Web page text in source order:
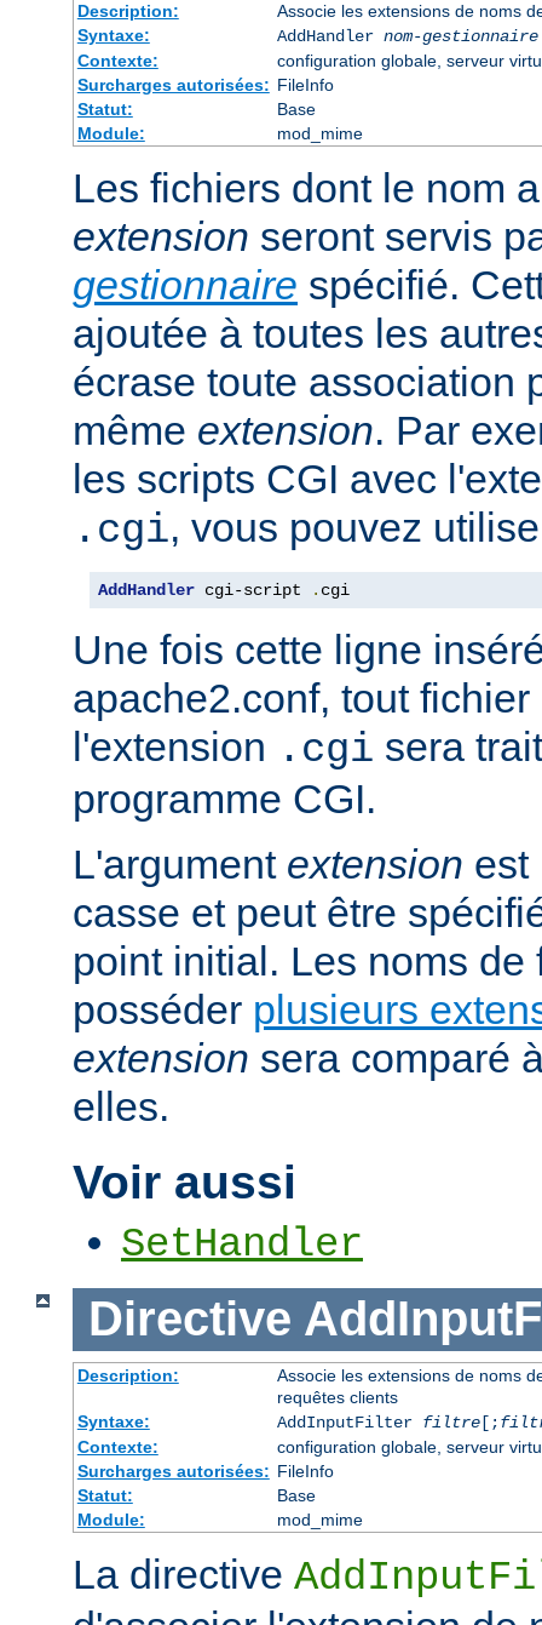
Description:
Associe les extensions de noms
Syntaxe:
AddHandler nom-gestionnaire
Contexte:
configuration globale, serveur
Surcharges autorisées: FileInfo
Statut:
Base
Module:
mod_mime
Les fichiers dont le nom
extension seront servis
gestionnaire spécifié.
ajoutée à toutes les
écrase toute association
même extension. Par
les scripts CGI avec
.cgi, vous pouvez
AddHandler cgi-script . cgi
Une fois cette ligne
apache2.conf, tout
l'extension .cgi sera
programme CGI.
L'argument extension est
casse et peut être
point initial. Les noms de
posséder plusieurs
extension sera comparé
elles.
Voir aussi
SetHandler
Directive
Description:
Associe les extensions de noms
requêtes clients
Syntaxe:
AddInputFilter filtre[;
Contexte:
configuration globale, serveur
Surcharges autorisées: FileInfo
Statut:
Base
Module:
mod_mime
La directive